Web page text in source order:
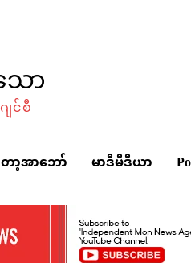
ာ
င်စီ
အာဘော် မာဒီမီဒီယာ